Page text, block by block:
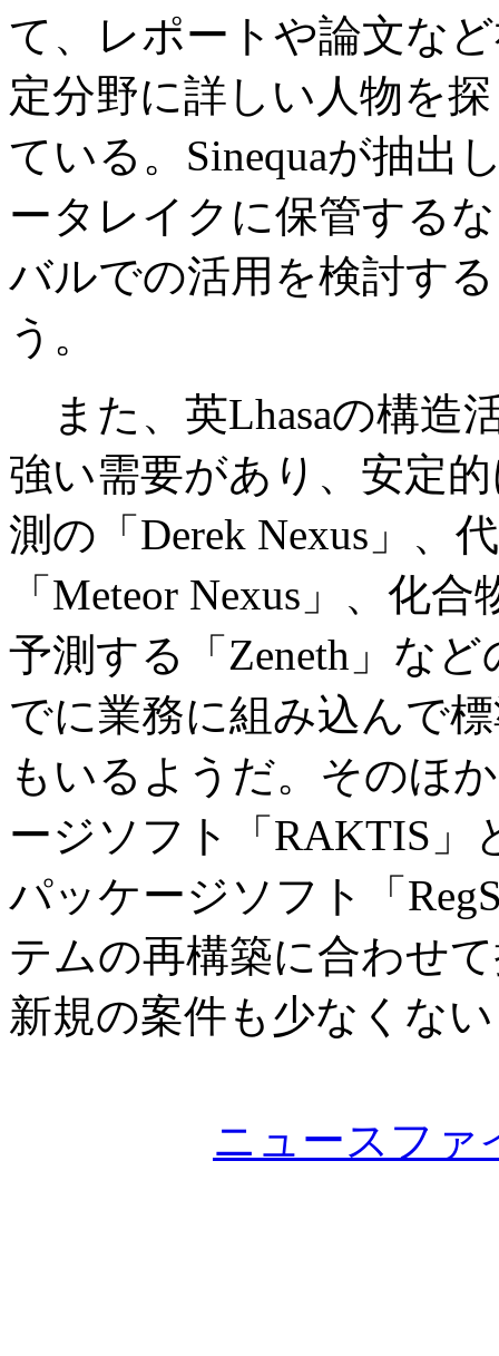
て、レポートや論文な
定分野に詳しい人物を
ている。Sinequaが抽出
ータレイクに保管する
バルでの活用を検討す
う。
また、英Lhasaの構造
強い需要があり、安定
測の「Derek Nexus」、
「Meteor Nexus」、化
予測する「Zeneth」な
でに業務に組み込んで
もいるようだ。そのほ
ージソフト「RAKTIS」
パッケージソフト「
テムの再構築に合わせ
新規の案件も少なくな
ニュースファ